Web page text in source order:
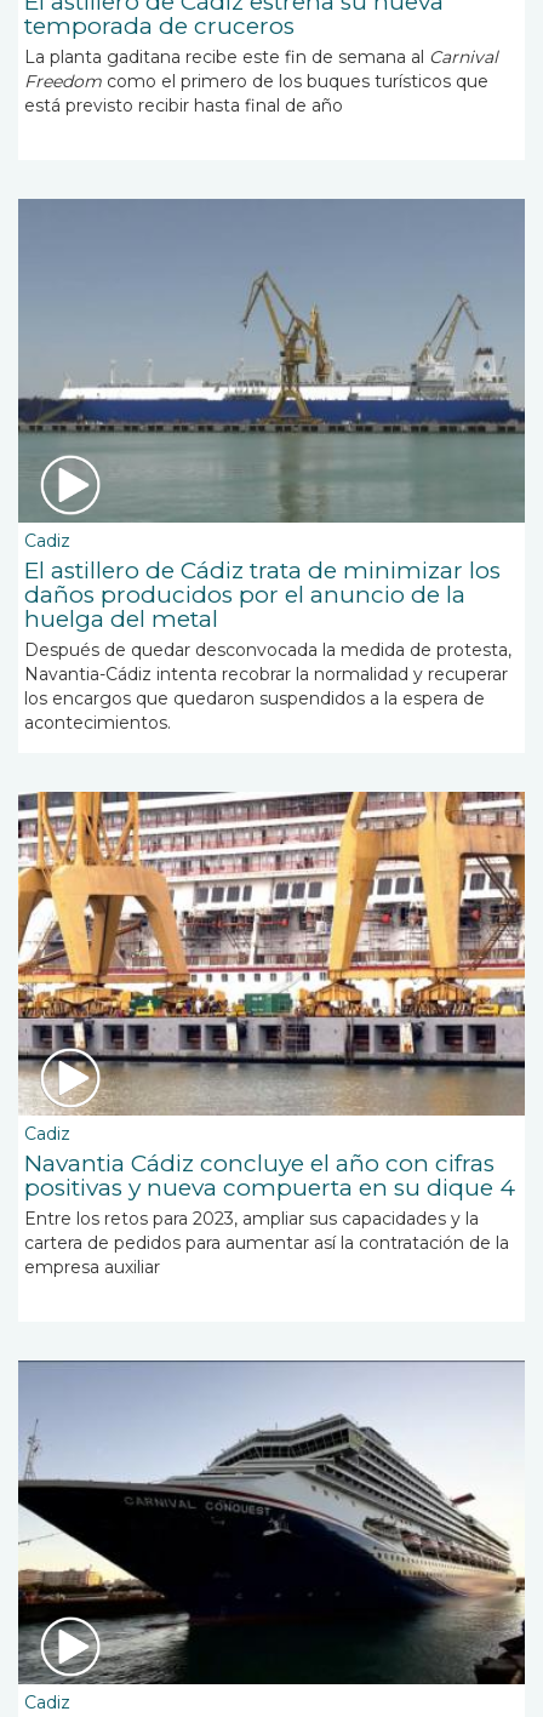
temporada de cruceros
La planta gaditana recibe este fin de semana al Carnival
Freedom como el primero de los buques turísticos que
está previsto recibir hasta final de año
Cadiz
El astillero de Cádiz trata de minimizar los
daños producidos por el anuncio de la
huelga del metal
Después de quedar desconvocada la medida de protesta,
Navantia-Cádiz intenta recobrar la normalidad y recuperar
los encargos que quedaron suspendidos a la espera de
acontecimientos.
Cadiz
Navantia Cádiz concluye el año con cifras
positivas y nueva compuerta en su dique 4
Entre los retos para 2023, ampliar sus capacidades y la
cartera de pedidos para aumentar así la contratación de la
empresa auxiliar
Cadiz